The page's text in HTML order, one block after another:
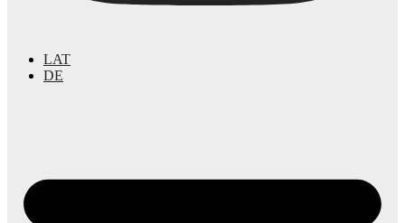
LAT
DE